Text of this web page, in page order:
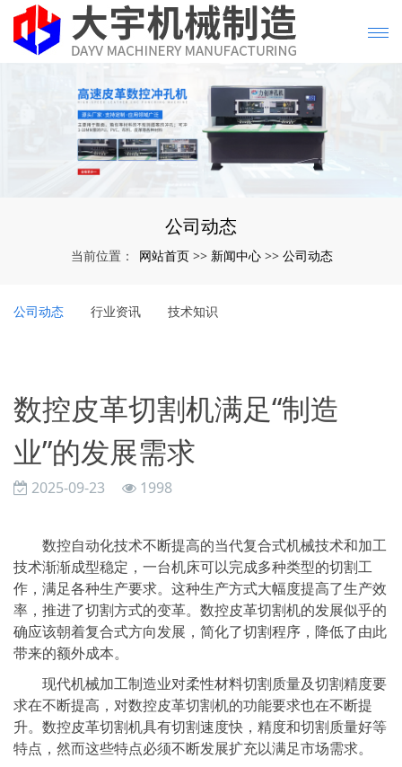
公司动态
当前位置： 网站首页 >> 新闻中心 >> 公司动态
公司动态 行业资讯 技术知识
数控皮革切割机满足“制造
业”的发展需求
2025-09-23 1998
数控自动化技术不断提高的当代复合式机械技术和加工
技术渐渐成型稳定，一台机床可以完成多种类型的切割工
作，满足各种生产要求。这种生产方式大幅度提高了生产效
率，推进了切割方式的变革。数控皮革切割机的发展似乎的
确应该朝着复合式方向发展，简化了切割程序，降低了由此
带来的额外成本。
现代机械加工制造业对柔性材料切割质量及切割精度要
求在不断提高，对数控皮革切割机的功能要求也在不断提
升。数控皮革切割机具有切割速度快，精度和切割质量好等
特点，然而这些特点必须不断发展扩充以满足市场需求。